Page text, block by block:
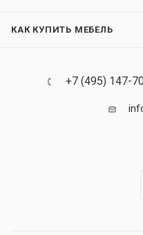
КАК КУПИТЬ МЕБЕЛЬ
+7 (495) 147-